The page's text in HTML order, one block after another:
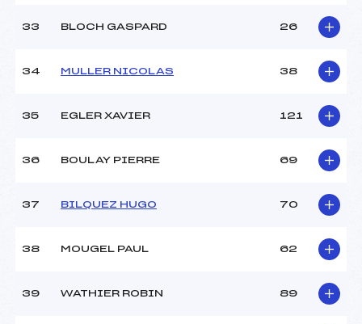
33 BLOCH GASPARD 26
34 MULLER NICOLAS 38
35 EGLER XAVIER 121
36 BOULAY PIERRE 69
37 BILQUEZ HUGO 70
38 MOUGEL PAUL 62
39 WATHIER ROBIN 89